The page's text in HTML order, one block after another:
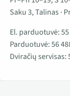
Saku 3, Talinas ·
El. parduotuvė:
Parduotuvė:56
Dviračių servisas: